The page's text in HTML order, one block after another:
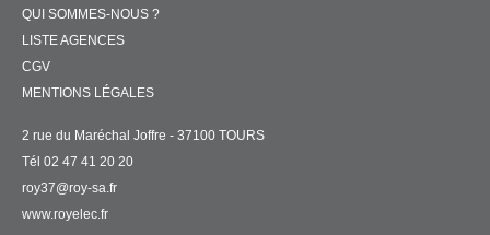
QUI SOMMES-NOUS ?
LISTE AGENCES
CGV
MENTIONS LÉGALES
2 rue du Maréchal Joffre - 37100 TOURS
Tél 02 47 41 20 20
roy37@roy-sa.fr
www.royelec.fr